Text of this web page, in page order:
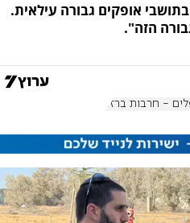
אופקים גבורה עילאית.
הזה".
- חרבות ברזל